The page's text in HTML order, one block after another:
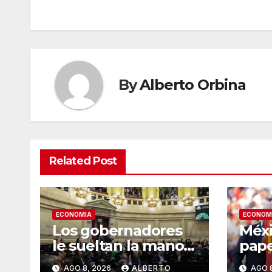
ByAlberto Orbina
Related Post
ECONOMIA
Los gobernadores
le sueltan la mano a
Javier Milei
AGO 8, 2026 ALBERTO AGO